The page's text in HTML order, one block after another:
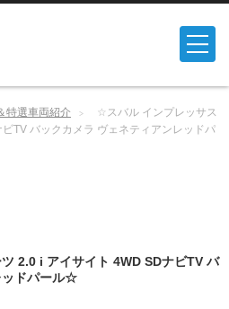
特選車両紹介
☆スバル インプレッサス
TV バックカメラ ヴェネティアンレッドパ
2.0 i アイサイト 4WD SDナビTV バ
ッドパール☆